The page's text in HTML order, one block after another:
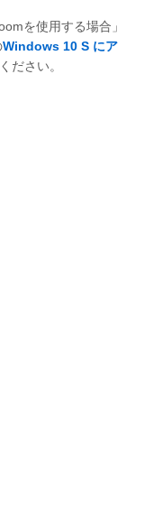
を使用する場合」
Windows 10 S にア
ださい。